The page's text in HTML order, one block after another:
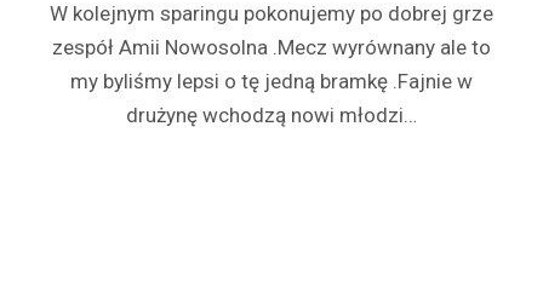
W kolejnym sparingu pokonujemy po dobrej grze
zespół Amii Nowosolna .Mecz wyrównany ale to
my byliśmy lepsi o tę jedną bramkę .Fajnie w
drużynę wchodzą nowi młodzi…